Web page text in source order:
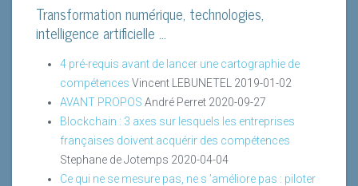
Transformation numérique, technologies,
intelligence artificielle ...
4 pré-requis avant de lancer une cartographie de
compétences Vincent LEBUNETEL 2019-01-02
AVANT PROPOS André Perret 2020-09-27
Blockchain : 3 axes sur lesquels les entreprises
françaises doivent acquérir des compétences
Stephane de Jotemps 2020-04-04
Ce qui ne se mesure pas, ne s ’améliore pas : piloter